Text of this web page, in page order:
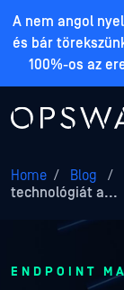
A nem angol
és bár
100%-os az
Home / Blog /
technológiát a...
ENDPOINT